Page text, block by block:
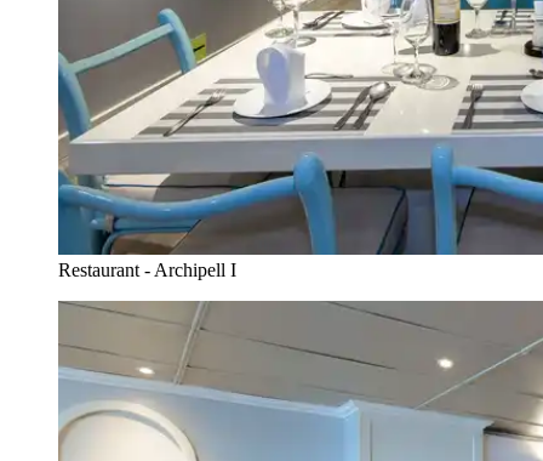
Restaurant - Archipell I